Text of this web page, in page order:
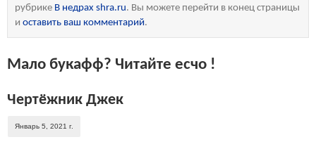
рубрике В недрах shra.ru. Вы можете перейти в конец страницы
и оставить ваш комментарий.
Мало букафф? Читайте есчо !
Чертёжник Джек
Январь 5, 2021 г.